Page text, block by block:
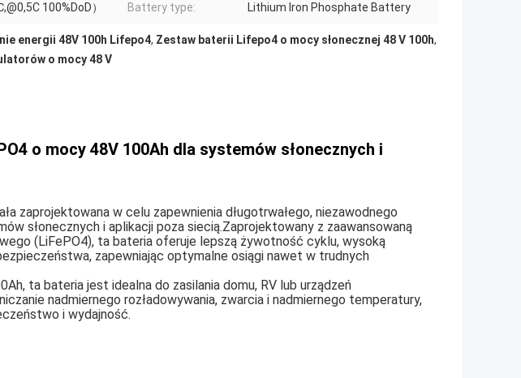
100%DoD） Battery type: Lithium Iron Phosphate Battery
energii 48V 100h Lifepo4, Zestaw baterii Lifepo4 o mocy słonecznej 48 V 100h,
o mocy 48 V
o mocy 48V 100Ah dla systemów słonecznych i
zaprojektowana w celu zapewnienia długotrwałego, niezawodnego
słonecznych i aplikacji poza siecią.Zaprojektowany z zaawansowaną
(LiFePO4), ta bateria oferuje lepszą żywotność cyklu, wysoką
zapewniając optymalne osiągi nawet w trudnych
ta bateria jest idealna do zasilania domu, RV lub urządzeń
nadmiernego rozładowywania, zwarcia i nadmiernego temperatury,
i wydajność.